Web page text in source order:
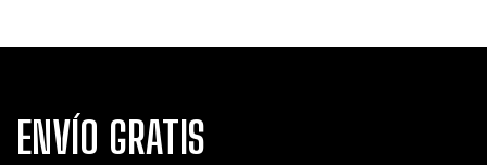
ENVÍO GRATIS